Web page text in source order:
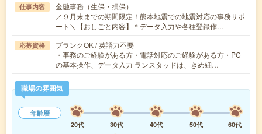
仕事内容
金融事務（生保・損保）
／９月末までの期間限定！熊本地震での地震対応の事務サポ
ート＼【おしごと内容】＊データ入力や各種登録作…
応募資格
ブランクOK / 英語力不要
・事務のご経験がある方・電話対応のご経験がある方・PC
の基本操作、データ入力 ランスタッドは、きめ細…
職場の雰囲気
年齢層
20代
30代 40代 50代 60代